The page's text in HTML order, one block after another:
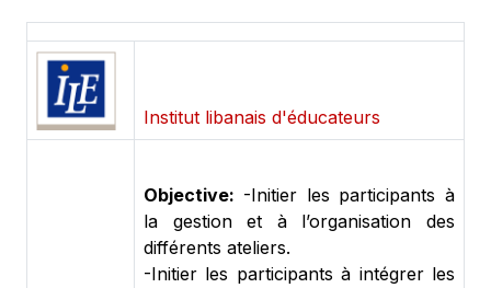
Institut libanais d'éducateurs
Objective: -Initier les participants à
la gestion et à l’organisation des
différents ateliers.
-Initier les participants à intégrer les